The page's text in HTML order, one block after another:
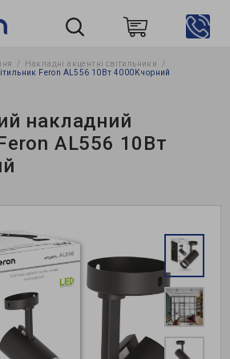
Пошук
Накладні акцентні світильники
Feron AL556 10Вт 4000K чорний
накладний
AL556 10Вт